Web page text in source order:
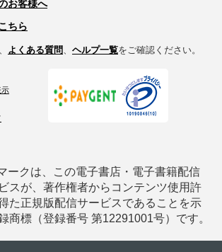
お客様へ
ちら
よくある質問 ヘルプ一覧をご確認ください。
示
ークは、この電子書店・電子書籍配信
スが、著作権者からコンテンツ使用許
た正規版配信サービスであることを示
商標（登録番号 第12291001号）です。